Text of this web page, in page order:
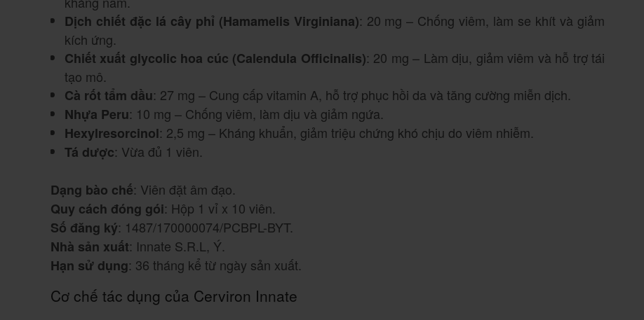
Dịch chiết đặc lá cây phỉ (Hamamelis Virginiana): 20 mg – Chống viêm, làm se khít và giảm
kích ứng.
Chiết xuất glycolic hoa cúc (Calendula Officinalis): 20 mg – Làm dịu, giảm viêm và hỗ trợ tái
tạo mô.
Cà rốt tẩm dầu: 27 mg – Cung cấp vitamin A, hỗ trợ phục hồi da và tăng cường miễn dịch.
Nhựa Peru: 10 mg – Chống viêm, làm dịu và giảm ngứa.
Hexylresorcinol: 2,5 mg – Kháng khuẩn, giảm triệu chứng khó chịu do viêm nhiễm.
Tá dược: Vừa đủ 1 viên.
Dạng bào chế: Viên đặt âm đạo.
Quy cách đóng gói: Hộp 1 vỉ x 10 viên.
Số đăng ký: 1487/170000074/PCBPL-BYT.
Nhà sản xuất: Innate S.R.L, Ý.
Hạn sử dụng: 36 tháng kể từ ngày sản xuất.
Cơ chế tác dụng của Cerviron Innate